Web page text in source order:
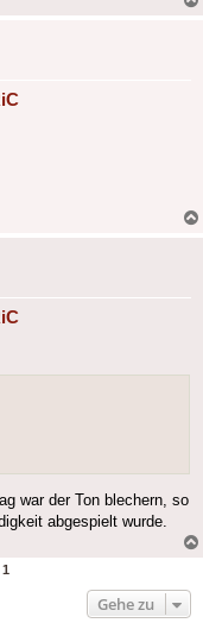
war der Ton blechern, so
abgespielt wurde.
1
Gehe zu